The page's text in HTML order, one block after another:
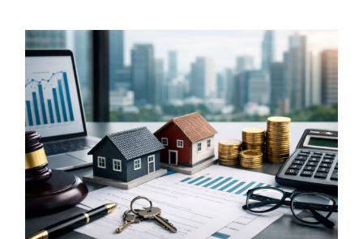
ITCMD, ITBI e Holdings: o que
muda e por que ainda vale a
pena